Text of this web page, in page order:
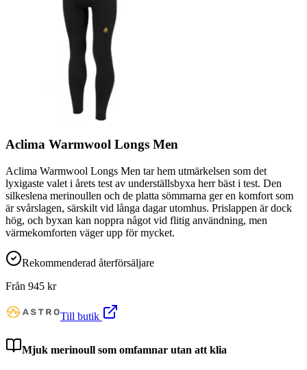
Aclima Warmwool Longs Men
Aclima Warmwool Longs Men tar hem utmärkelsen som det
lyxigaste valet i årets test av underställsbyxa herr bäst i test. Den
silkeslena merinoullen och de platta sömmarna ger en komfort som
är svårslagen, särskilt vid långa dagar utomhus. Prislappen är dock
hög, och byxan kan noppra något vid flitig användning, men
värmekomforten väger upp för mycket.
Rekommenderad återförsäljare
Från 945 kr
Till butik
Mjuk merinoull som omfamnar utan att klia